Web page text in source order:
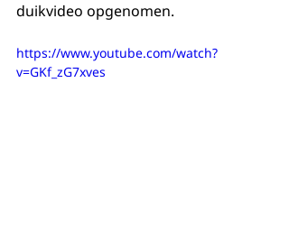
duikvideo opgenomen.
https://www.youtube.com/watch?
v=GKf_zG7xves